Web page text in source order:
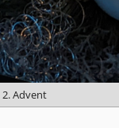
2. Advent